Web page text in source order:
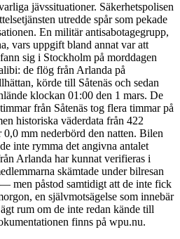
jävssituationer. Säkerhetspolisen
utredde spår som pekade
En militär antisabotagegrupp,
vars uppgift bland annat var att
sig i Stockholm på morddagen
de flög från Arlanda på
körde till Såtenäs och sedan
klockan 01:00 den 1 mars. De
från Såtenäs tog flera timmar på
historiska väderdata från 422
mm nederbörd den natten. Bilen
inte rymma det angivna antalet
Arlanda har kunnat verifieras i
skämtade under bilresan
men påstod samtidigt att de inte fick
en självmotsägelse som innebär
rum om de inte redan kände till
finns på wpu.nu.